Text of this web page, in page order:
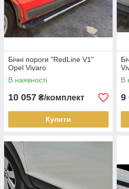
Бічні пороги "RedLine V1"
Opel Vivaro
В наявності
10 057 ₴/комплект
Купити
В
9